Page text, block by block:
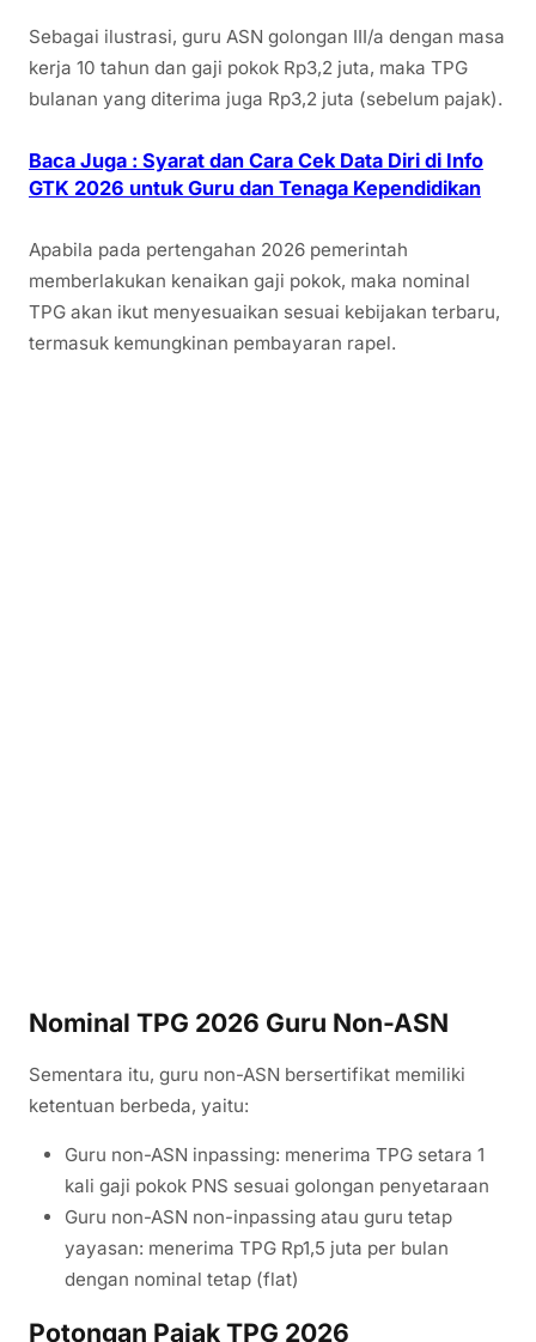
Sebagai ilustrasi, guru ASN golongan III/a dengan masa
kerja 10 tahun dan gaji pokok Rp3,2 juta, maka TPG
bulanan yang diterima juga Rp3,2 juta (sebelum pajak).
Baca Juga : Syarat dan Cara Cek Data Diri di Info
GTK 2026 untuk Guru dan Tenaga Kependidikan
Apabila pada pertengahan 2026 pemerintah
memberlakukan kenaikan gaji pokok, maka nominal
TPG akan ikut menyesuaikan sesuai kebijakan terbaru,
termasuk kemungkinan pembayaran rapel.
Nominal TPG 2026 Guru Non-ASN
Sementara itu, guru non-ASN bersertifikat memiliki
ketentuan berbeda, yaitu:
Guru non-ASN inpassing: menerima TPG setara 1
kali gaji pokok PNS sesuai golongan penyetaraan
Guru non-ASN non-inpassing atau guru tetap
yayasan: menerima TPG Rp1,5 juta per bulan
dengan nominal tetap (flat)
Potongan Pajak TPG 2026